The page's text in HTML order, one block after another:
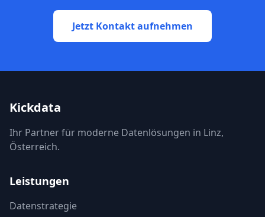
Jetzt Kontakt aufnehmen
Kickdata
Ihr Partner für moderne Datenlösungen in Linz,
Österreich.
Leistungen
Datenstrategie